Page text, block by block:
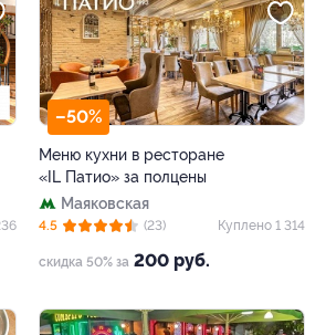
–50%
Меню кухни в ресторане
«IL Патио» за полцены
Маяковская
скидка 50% за 200 руб.
4.5 (23) Куплено 1 314